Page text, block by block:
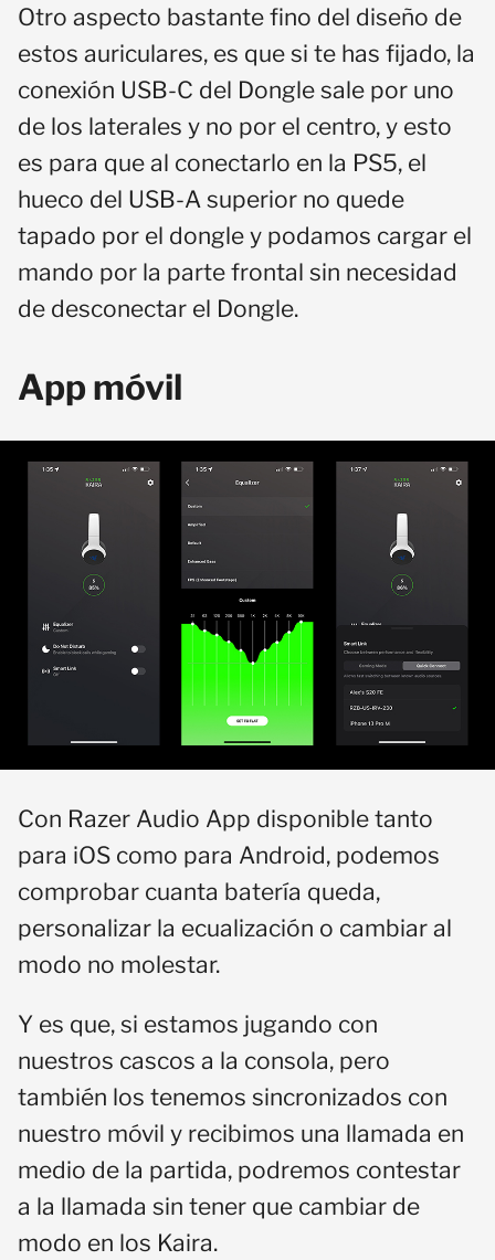
Otro aspecto bastante fino del diseño de
estos auriculares, es que si te has fijado, la
conexión USB-C del Dongle sale por uno
de los laterales y no por el centro, y esto
es para que al conectarlo en la PS5, el
hueco del USB-A superior no quede
tapado por el dongle y podamos cargar el
mando por la parte frontal sin necesidad
de desconectar el Dongle.
App móvil
Con Razer Audio App disponible tanto
para iOS como para Android, podemos
comprobar cuanta batería queda,
personalizar la ecualización o cambiar al
modo no molestar.
Y es que, si estamos jugando con
nuestros cascos a la consola, pero
también los tenemos sincronizados con
nuestro móvil y recibimos una llamada en
medio de la partida, podremos contestar
a la llamada sin tener que cambiar de
modo en los Kaira.